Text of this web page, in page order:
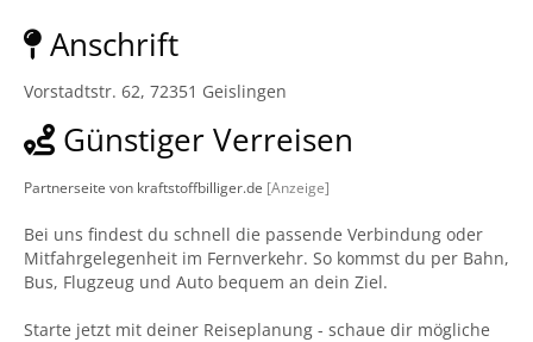
Anschrift
Vorstadtstr. 62, 72351 Geislingen
Günstiger Verreisen
Partnerseite von kraftstoffbilliger.de [Anzeige]
Bei uns findest du schnell die passende Verbindung oder
Mitfahrgelegenheit im Fernverkehr. So kommst du per Bahn,
Bus, Flugzeug und Auto bequem an dein Ziel.
Starte jetzt mit deiner Reiseplanung - schaue dir mögliche